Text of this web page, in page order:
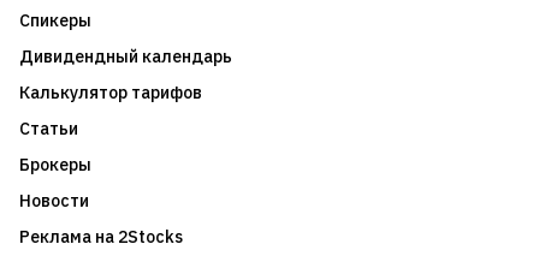
Спикеры
Дивидендный календарь
Калькулятор тарифов
Статьи
Брокеры
Новости
Реклама на 2Stocks